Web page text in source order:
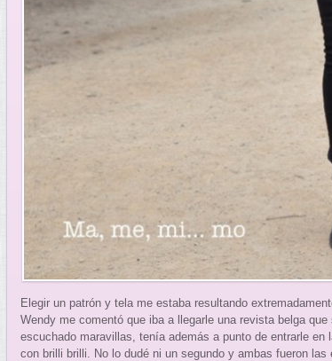
Elegir un patrón y tela me estaba resultando
Wendy me comentó que iba a llegarle una revista belga que
escuchado maravillas, tenía además a punto de entrarle
con brilli brilli. No lo dudé ni un segundo y ambas fueron